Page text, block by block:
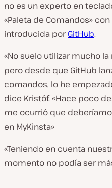
no es un experto en
«Paleta de Comandos»
introducida porGitHub.
«No suelo utilizar mucho
pero desde que GitHub
comandos, lo he
dice Kristóf. «Hace poco
me ocurrió que
en MyKinsta»
«Teniendo en cuenta
momento no podía ser